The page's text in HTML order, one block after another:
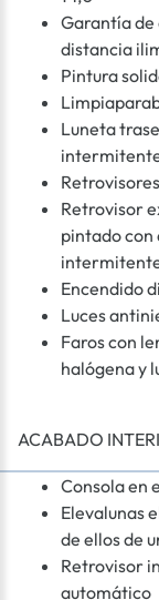
Garantía de
distancia
Pintura
Luneta
Retrovisor
pintado con
Encendido
Luces
Faros con
halógena y
ACABADO
Consola en
Elevalunas
de ellos de
Retrovisor
automático